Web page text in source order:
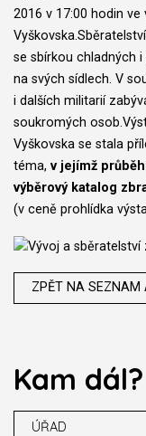
2016 v 17:00 hodin
se sbírkou chladných
na svých sídlech. V
i dalších militarií
soukromých
Vyškovska se stala
téma, v jejímž
výběrový katalog
(v ceně prohlídka
ZPĚT NA SEZNAM
Kam dál?
ÚŘAD